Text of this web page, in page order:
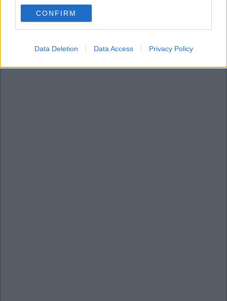
use your data for below specified purposes in below Google
consent section.
CONFIRM
Data Deletion Data Access Privacy Policy